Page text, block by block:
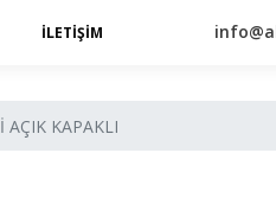
İLETIŞIM
AÇIK KAPAKLI